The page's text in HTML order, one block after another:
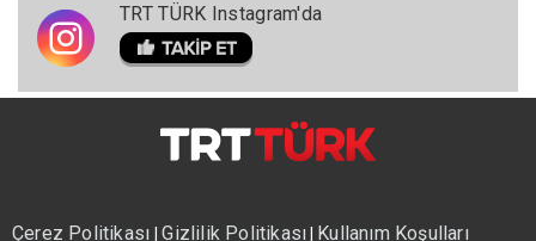
TRT TÜRK Instagram'da
Çerez Politikası|Gizlilik Politikası| Kullanım Koşulları